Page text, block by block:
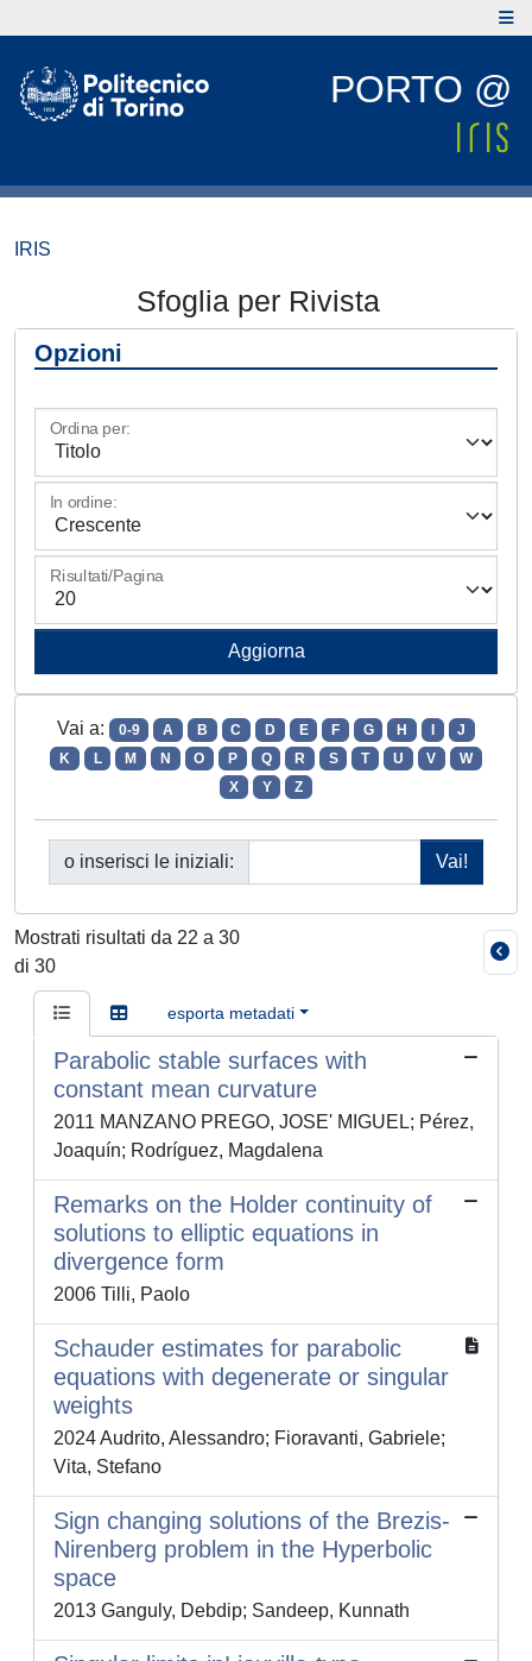
PORTO @
IRIS
Sfoglia per Rivista
Opzioni
Ordina per:
In ordine:
Risultati/Pagina
Vai a: 0-9 A B C D E F G H
J
K
L M N O P Q R S T U V
W
X
Y Z
o inserisci le iniziali:
Mostrati risultati da 22 a 30
di 30
esporta metadati
Parabolic stable surfaces with
constant mean curvature
2011 MANZANO PREGO, JOSE' MIGUEL; Pérez,
Joaquín; Rodríguez, Magdalena
Remarks on the Holder continuity of
solutions to elliptic equations in
divergence form
2006 Tilli, Paolo
Schauder estimates for parabolic
equations with degenerate or singular
weights
2024 Audrito, Alessandro; Fioravanti, Gabriele;
Vita, Stefano
Sign changing solutions of the Brezis-
Nirenberg problem in the Hyperbolic
space
2013 Ganguly, Debdip; Sandeep, Kunnath